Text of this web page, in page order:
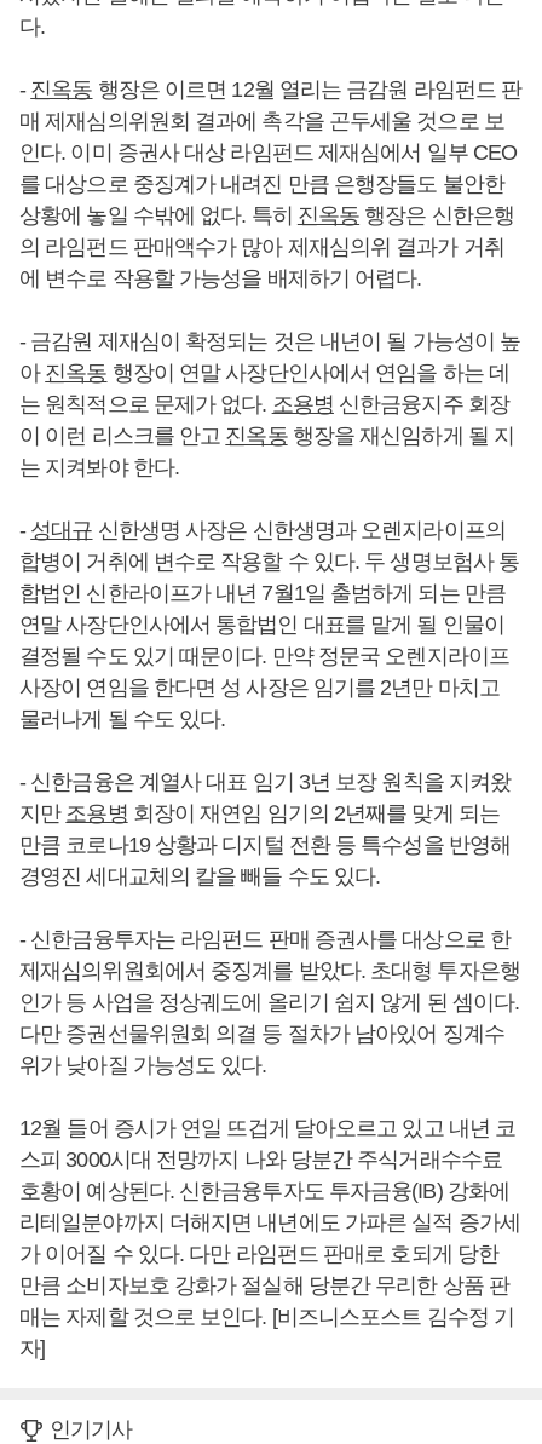
다.
- 진옥동 행장은 이르면 12월 열리는 금감원 라임펀드 판
매 제재심의위원회 결과에 촉각을 곤두세울 것으로 보
인다. 이미 증권사 대상 라임펀드 제재심에서 일부 CEO
를 대상으로 중징계가 내려진 만큼 은행장들도 불안한
상황에 놓일 수밖에 없다. 특히 진옥동 행장은 신한은행
의 라임펀드 판매액수가 많아 제재심의위 결과가 거취
에 변수로 작용할 가능성을 배제하기 어렵다.
- 금감원 제재심이 확정되는 것은 내년이 될 가능성이 높
아 진옥동 행장이 연말 사장단인사에서 연임을 하는 데
는 원칙적으로 문제가 없다. 조용병 신한금융지주 회장
이 이런 리스크를 안고 진옥동행장을 재신임하게 될 지
는 지켜봐야 한다.
- 성대규 신한생명 사장은 신한생명과 오렌지라이프의
합병이 거취에 변수로 작용할 수 있다. 두 생명보험사 통
합법인 신한라이프가 내년 7월1일 출범하게 되는 만큼
연말 사장단인사에서 통합법인 대표를 맡게 될 인물이
결정될 수도 있기 때문이다. 만약 정문국 오렌지라이프
사장이 연임을 한다면 성 사장은 임기를 2년만 마치고
물러나게 될 수도 있다.
- 신한금융은 계열사 대표 임기 3년 보장 원칙을 지켜왔
지만 조용병 회장이 재연임 임기의 2년째를 맞게 되는
만큼 코로나19 상황과 디지털 전환 등 특수성을 반영해
경영진 세대교체의 칼을 빼들 수도 있다.
- 신한금융투자는 라임펀드 판매 증권사를 대상으로 한
제재심의위원회에서 중징계를 받았다. 초대형 투자은행
인가 등 사업을 정상궤도에 올리기 쉽지 않게 된 셈이다.
다만 증권선물위원회 의결 등 절차가 남아있어 징계수
위가 낮아질 가능성도 있다.
12월 들어 증시가 연일 뜨겁게 달아오르고 있고 내년 코
스피 3000시대 전망까지 나와 당분간 주식거래수수료
호황이 예상된다. 신한금융투자도 투자금융(IB) 강화에
리테일분야까지 더해지면 내년에도 가파른 실적 증가세
가 이어질 수 있다. 다만 라임펀드 판매로 호되게 당한
만큼 소비자보호 강화가 절실해 당분간 무리한 상품 판
매는 자제할 것으로 보인다. [비즈니스포스트 김수정 기
자]
인기기사